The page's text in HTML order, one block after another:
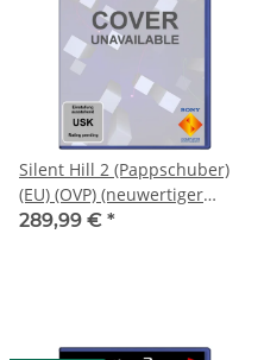
Silent Hill 2 (Pappschuber)
(EU) (OVP) (neuwertiger
Sammlerzustand) -
289,99 € *